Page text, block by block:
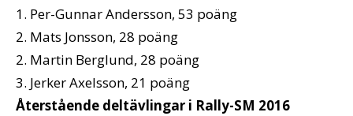
1. Per-Gunnar Andersson, 53 poäng
2. Mats Jonsson, 28 poäng
2. Martin Berglund, 28 poäng
3. Jerker Axelsson, 21 poäng
Återstående deltävlingar i Rally-SM 2016